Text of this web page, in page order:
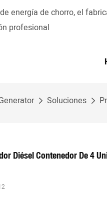
energía de chorro, el
profesional
Soluciones
Diésel Contenedor De 4